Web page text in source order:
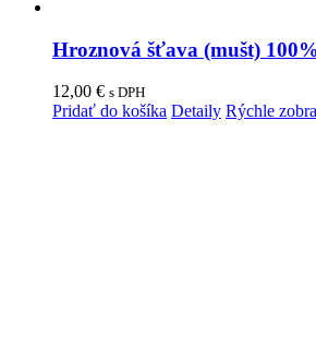
Hroznová šťava (mušt)
12,00 € s DPH
Pridať do košíka Detaily Rýchle